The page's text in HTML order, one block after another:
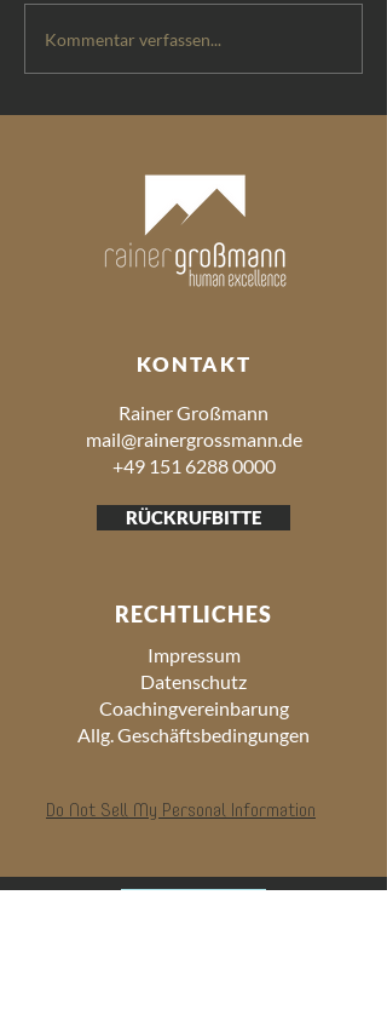
Kommentar verfassen...
KONTAKT
Rainer Großmann
mail@rainergrossmann.de
+49 151 6288 0000
RÜCKRUFBITTE
RECHTLICHES
Impressum
Datenschutz
Coachingvereinbarung
Allg. Geschäftsbedingungen
Do Not Sell My Personal Information